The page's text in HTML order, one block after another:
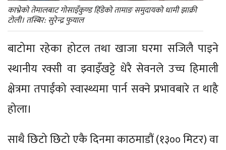
काभ्रेको तेमालबाट गोसाइँकुण्ड हिँडेको तामाङ समुदायको धामी झाक्री
टोली। तस्बिर: सुरेन्द्र फुयाल
बाटोमा रहेका होटल तथा खाजा घरमा सजिलै पाइने
स्थानीय रक्सी वा झ्वाइँखट्टे धेरै सेवनले उच्च हिमाली
क्षेत्रमा तपाईंको स्वास्थ्यमा पार्न सक्ने प्रभावबारे त थाहै
होला।
साथै छिटो छिटो एकै दिनमा काठमाडौं (१३०० मिटर) वा